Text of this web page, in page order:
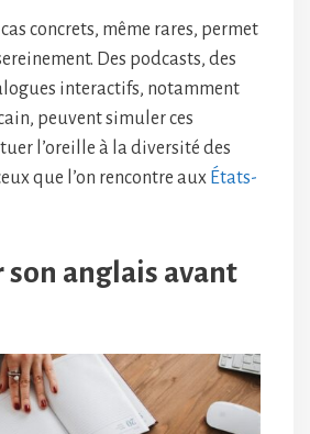
concrets, même rares, permet
Des podcasts, des
interactifs, notamment
peuvent simuler ces
l’oreille à la diversité des
que l’on rencontre aux États-
anglais avant